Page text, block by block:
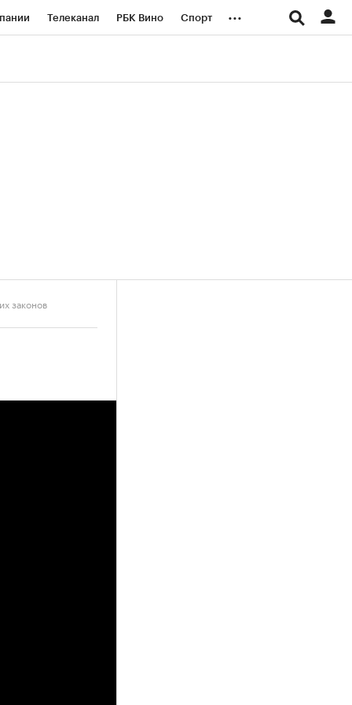
Телеканал РБК Вино Спорт ...
законов